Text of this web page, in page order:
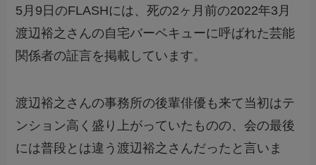
5月9日のFLASHには、死の2ヶ月前の2022年3月
渡辺裕之さんの自宅バーベキューに呼ばれた芸能
関係者の証言を掲載しています。
渡辺裕之さんの事務所の後輩俳優も来て当初はテ
ンション高く盛り上がっていたものの、会の最後
には普段とは違う渡辺裕之さんだったと言いま